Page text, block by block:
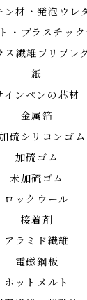
ン材・発泡ウレ
・プラスチッ
ス繊維プリプレ
紙
インペンの芯材
金属箔
硫シリコンゴム
加硫ゴム
未加硫ゴム
ロックウール
接着剤
アラミド繊維
電磁鋼板
ホットメルト